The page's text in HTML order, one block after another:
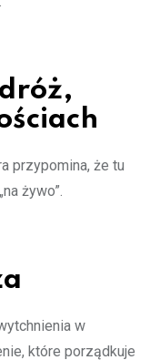
przypomina, że tu
żywo”.
w
które porządkuje